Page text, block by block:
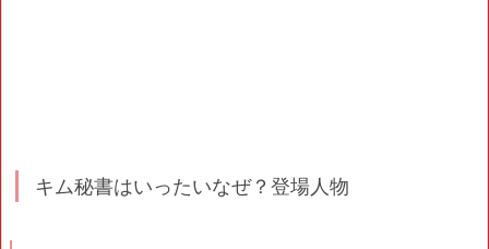
キム秘書はいったいなぜ？登場人物